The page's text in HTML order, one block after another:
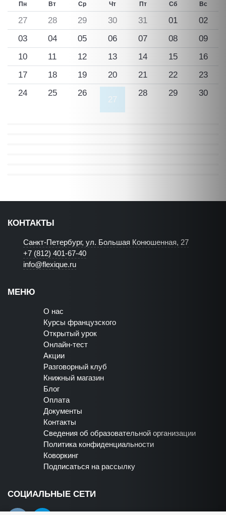
Пн Вт Ср Чт Пт Сб Вс
27 28 29 30 31 01
02
03
04 05 06 07 08
09
10
11 12 13 14 15
16
17
18 19 20 21 22
23
24
25 26
27
28 29 30
КОНТАКТЫ
Санкт-Петербург, ул. Большая Конюшенная, 27
+7 (812) 401-67-40
info@flexique.ru
МЕНЮ
О нас
Курсы французского
Открытый урок
Онлайн-тест
Акции
Разговорный клуб
Книжный магазин
Блог
Оплата
Документы
Контакты
Сведения об образовательной организации
Политика конфиденциальности
Коворкинг
Подписаться на рассылку
СОЦИАЛЬНЫЕ СЕТИ